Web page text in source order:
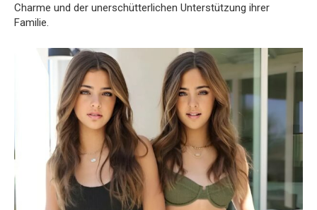
Charme und der unerschütterlichen Unterstützung ihrer
Familie.